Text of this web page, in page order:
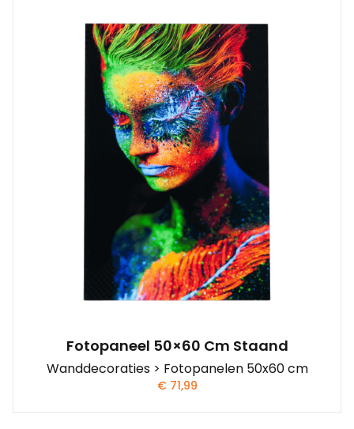
Fotopaneel 50×60 Cm Staand
Wanddecoraties > Fotopanelen 50x60 cm
€71,99